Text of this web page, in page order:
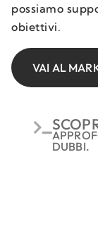
DUBBI.
possiamo
obiettivi.
VAI AL